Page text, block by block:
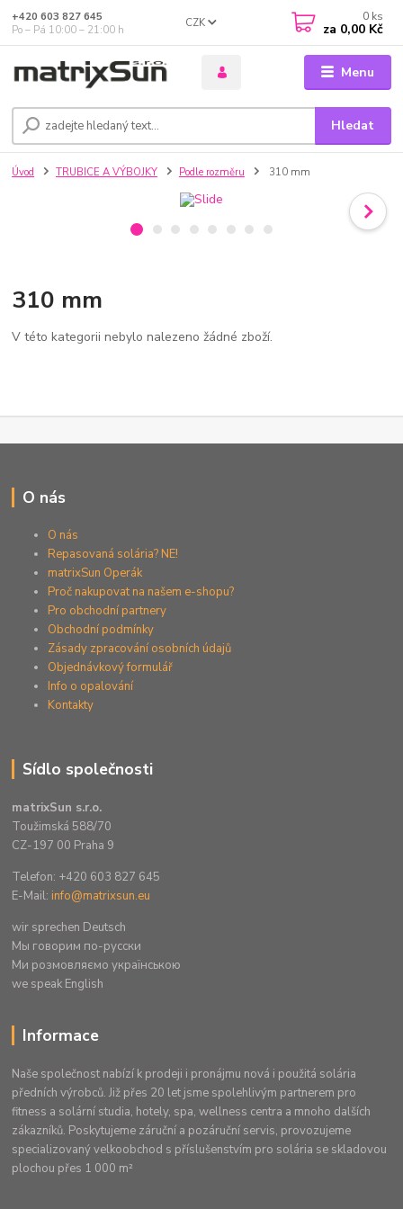
Menu
CZK
Hledat
+420 603 827 645
Po – Pá 10:00 – 21:00 h
0 ks
za 0,00 Kč
Úvod TRUBICE A VÝBOJKY Podle rozměru 310 mm
310 mm
V této kategorii nebylo nalezeno žádné zboží.
O nás
O nás
Repasovaná solária? NE!
matrixSun Operák
Proč nakupovat na našem e-shopu?
Pro obchodní partnery
Obchodní podmínky
Zásady zpracování osobních údajů
Objednávkový formulář
Info o opalování
Kontakty
Sídlo společnosti
matrixSun s.r.o.
Toužimská 588/70
CZ-197 00 Praha 9
Telefon: +420 603 827 645
E-Mail: info@matrixsun.eu
wir sprechen Deutsch
Mы говорим по-русски
Ми розмовляємо українською
we speak English
Informace
Naše společnost nabízí k prodeji i pronájmu nová i použitá solária
předních výrobců. Již přes 20 let jsme spolehlivým partnerem pro
fitness a solární studia, hotely, spa, wellness centra a mnoho dalších
zákazníků. Poskytujeme záruční a pozáruční servis, provozujeme
specializovaný velkoobchod s příslušenstvím pro solária se skladovou
plochou přes 1 000 m²